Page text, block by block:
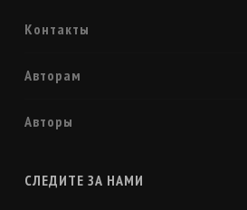
Контакты
Авторам
Авторы
СЛЕДИТЕ ЗА НАМИ